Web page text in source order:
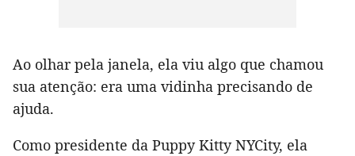
Ao olhar pela janela, ela viu algo que chamou
sua atenção: era uma vidinha precisando de
ajuda.
Como presidente da Puppy Kitty NYCity, ela